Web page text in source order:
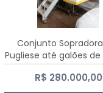
Conjunto
Pugliese até galões de
R$ 280.000,00